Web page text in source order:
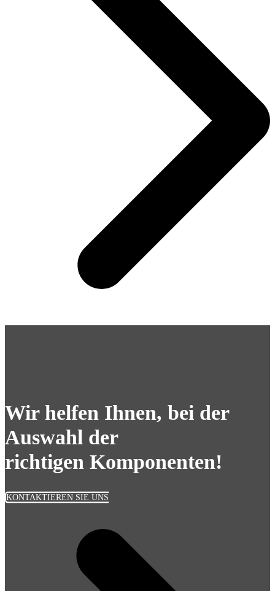
Wir helfen Ihnen, bei der
Auswahl der
richtigen Komponenten!
KONTAKTIEREN SIE UNS